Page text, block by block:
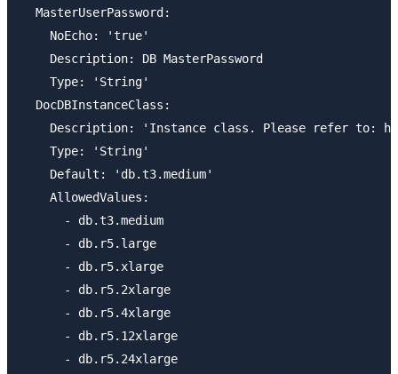
  MasterUserPassword:
    NoEcho: 'true'
    Description: DB MasterPassword
    Type: 'String'
  DocDBInstanceClass:
Description: 'Instance class. Please refer to:
    Type: 'String'
    Default: 'db.t3.medium'
    AllowedValues:
      - db.t3.medium
      - db.r5.large
      - db.r5.xlarge
      - db.r5.2xlarge
      - db.r5.4xlarge
      - db.r5.12xlarge
      - db.r5.24xlarge